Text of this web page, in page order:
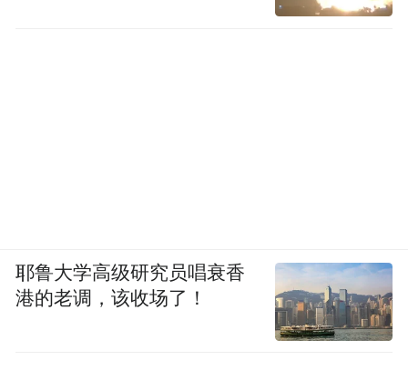
耶鲁大学高级研究员唱衰香
港的老调，该收场了！